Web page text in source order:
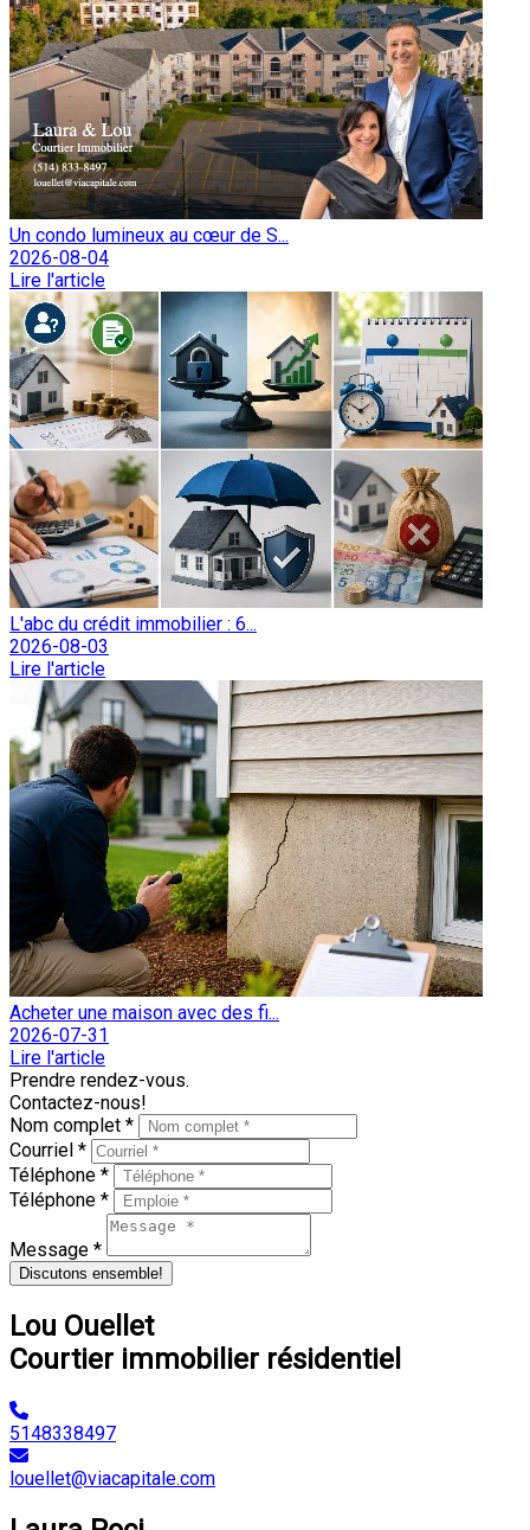
Un condo lumineux au cœur de S...
2026-08-04
Lire l'article
L'abc du crédit immobilier : 6...
2026-08-03
Lire l'article
Acheter une maison avec des fi...
2026-07-31
Lire l'article
Prendre rendez-vous.
Contactez-nous!
Nom complet *
Courriel *
Téléphone *
Téléphone *
Message *
Discutons ensemble!
Lou Ouellet
Courtier immobilier résidentiel
5148338497
louellet@viacapitale.com